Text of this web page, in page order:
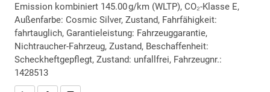
Emission kombiniert 145.00 g/km (WLTP), CO₂-Klasse E,
Außenfarbe: Cosmic Silver, Zustand, Fahrfähigkeit:
fahrtauglich, Garantieleistung: Fahrzeuggarantie,
Nichtraucher-Fahrzeug, Zustand, Beschaffenheit:
Scheckheftgepflegt, Zustand: unfallfrei, Fahrzeugnr.:
1428513